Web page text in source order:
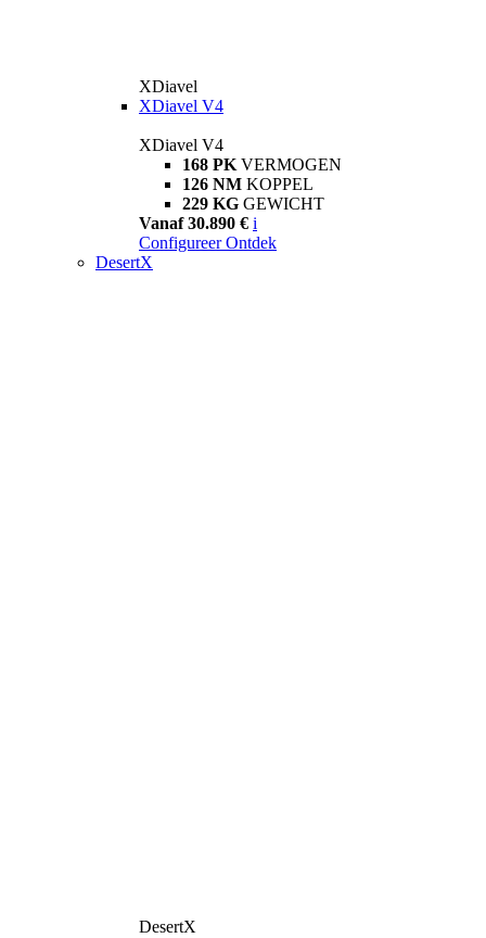
XDiavel
XDiavel V4
XDiavel V4
168 PK VERMOGEN
126 NM KOPPEL
229 KG GEWICHT
Vanaf 30.890 € i
Configureer Ontdek
DesertX
DesertX